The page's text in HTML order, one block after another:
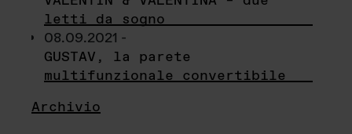
letti da sogno
08.09.2021 -
GUSTAV, la parete
multifunzionale convertibile
Archivio